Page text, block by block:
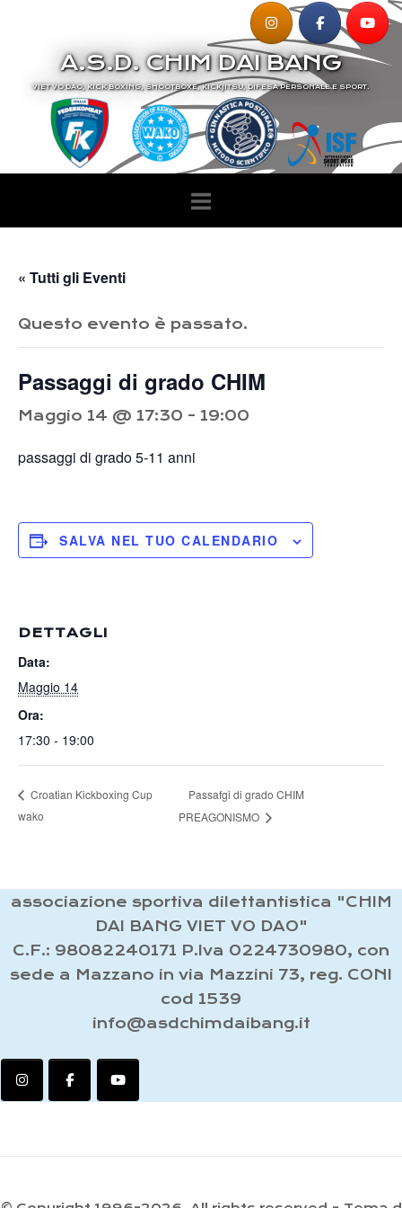
contenutoA.S.D. CHIM DAI BANG
VIET VO DAO, KICK BOXING, SHOOTBOXE, KICKJITSU, DIFESA PERSONALE E SPORT.
« Tutti gli Eventi
Questo evento è passato.
Passaggi di grado CHIM
Maggio 14 @ 17:30 - 19:00
passaggi di grado 5-11 anni
SALVA NEL TUO CALENDARIO
DETTAGLI
Data:
Maggio 14
Ora:
17:30 - 19:00
Croatian Kickboxing Cup
wako
Passafgi di grado CHIM
PREAGONISMO
associazione sportiva dilettantistica "CHIM
DAI BANG VIET VO DAO"
C.F.: 98082240171 P.Iva 0224730980, con
sede a Mazzano in via Mazzini 73, reg. CONI
cod 1539
info@asdchimdaibang.it